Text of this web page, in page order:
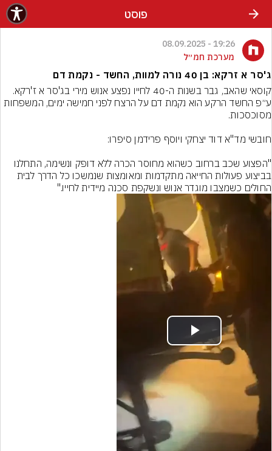
פוסט
19:26 - 08.09.2025
מערכת חמ״ל
ג'סר א זרקא: בן 40 נורה למוות, החשד - נקמת דם
ע״פ החשד הרקע הוא נקמת דם על הרצח לפני חמישה ימים, המשפחות
החולים כשמצבו מוגדר אנוש ונשקפת סכנה מיידית לחייו."
Play
Video